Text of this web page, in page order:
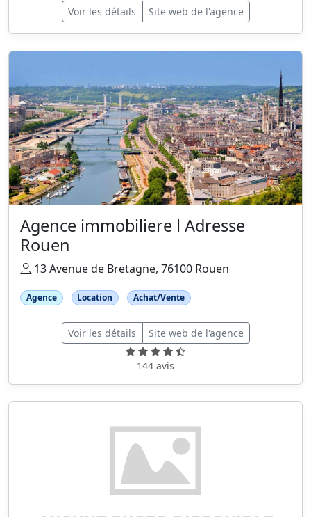
Voir les détails Site web de l'agence
Agence immobiliere l Adresse
Rouen
13 Avenue de Bretagne, 76100 Rouen
Agence Location Achat/Vente
Voir les détails Site web de l'agence
144 avis